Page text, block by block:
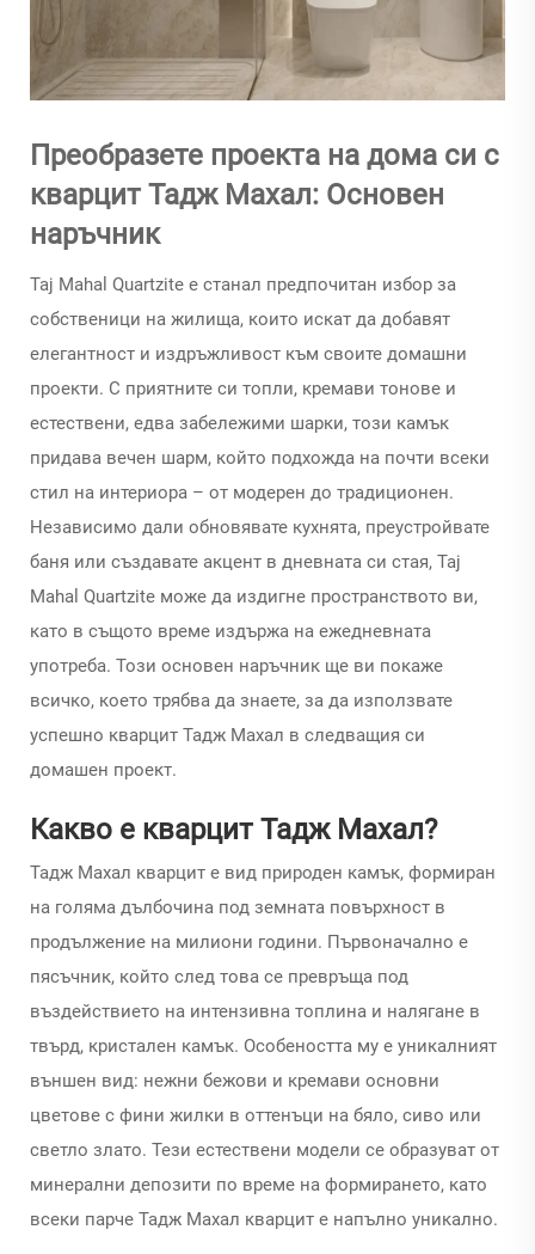
Преобразете проекта на дома си с
кварцит Тадж Махал: Основен
наръчник
Taj Mahal Quartzite е станал предпочитан избор за
собственици на жилища, които искат да добавят
елегантност и издръжливост към своите домашни
проекти. С приятните си топли, кремави тонове и
естествени, едва забележими шарки, този камък
придава вечен шарм, който подхожда на почти всеки
стил на интериора – от модерен до традиционен.
Независимо дали обновявате кухнята, преустройвате
баня или създавате акцент в дневната си стая, Taj
Mahal Quartzite може да издигне пространството ви,
като в същото време издържа на ежедневната
употреба. Този основен наръчник ще ви покаже
всичко, което трябва да знаете, за да използвате
успешно кварцит Тадж Махал в следващия си
домашен проект.
Какво е кварцит Тадж Махал?
Тадж Махал кварцит е вид природен камък, формиран
на голяма дълбочина под земната повърхност в
продължение на милиони години. Първоначално е
пясъчник, който след това се превръща под
въздействието на интензивна топлина и налягане в
твърд, кристален камък. Особеността му е уникалният
външен вид: нежни бежови и кремави основни
цветове с фини жилки в оттенъци на бяло, сиво или
светло злато. Тези естествени модели се образуват от
минерални депозити по време на формирането, като
всеки парче Тадж Махал кварцит е напълно уникално.